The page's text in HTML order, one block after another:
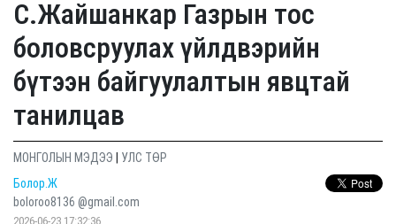
С.Жайшанкар Газрын тос
боловсруулах үйлдвэрийн
бүтээн байгуулалтын явцтай
танилцав
МОНГОЛЫН МЭДЭЭ
УЛС ТӨР
Болор.Ж
boloroo8136 @gmail.com
2026-06-23 17:32:36